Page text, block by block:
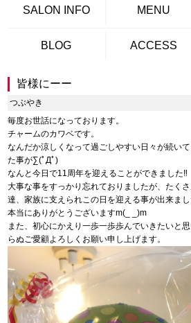
SALON INFO MENU
BLOG ACCESS
皆様にーー
つぶやき
毎度お世話になっております。
チャームのカワベです。
なんだか涼しくなって過ごしやすい日々が続い
た事が∑(ﾟДﾟ)
なんと今日で11周年を迎えることができました‼︎
大事な事をすっかり忘れておりましたが、たく
達、家族に支えられこの日を迎える事が出来まし
本当にありがとうございますm(_ _)m
また、初心にかえり一歩一歩歩んでいきたいと
らぬご愛顧よろしくお願い申し上げます。